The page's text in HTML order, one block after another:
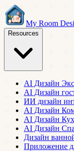
My Room
Resources
AI Дизайн
AI Дизайн
ИИ дизайн
AI Дизайн
AI Дизайн
AI Дизайн
Дизайн
Приложение